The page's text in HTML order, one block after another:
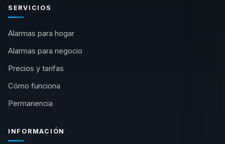
SERVICIOS
Alarmas para hogar
Alarmas para negocio
Precios y tarifas
Cómo funciona
Permanencia
INFORMACIÓN